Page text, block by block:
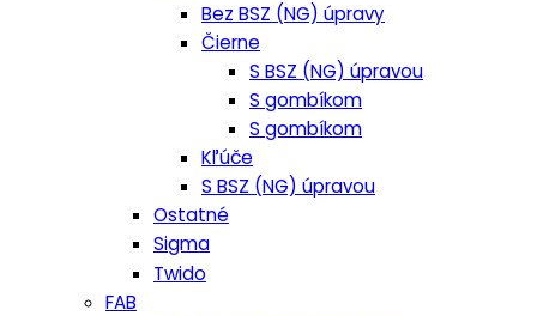
Bez BSZ (NG) úpravy
Čierne
S BSZ (NG) úpravou
S gombíkom
S gombíkom
Kľúče
S BSZ (NG) úpravou
Ostatné
Sigma
Twido
FAB